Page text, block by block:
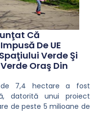
Că
De UE
Verde Şi
Oraş Din
7,4 hectare a fost
datorită unui proiect
de peste 5 milioane de